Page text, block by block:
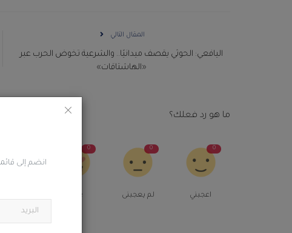
انضم إلى
المقال التالي
اليافعي: الحوثي يقصف ميدانيًا.. والشرعية تخوض الحرب عبر
«الهاشتاقات»
ما هو رد فعلك؟
0
اعجبني
0
لم يعجبنى
0
Love